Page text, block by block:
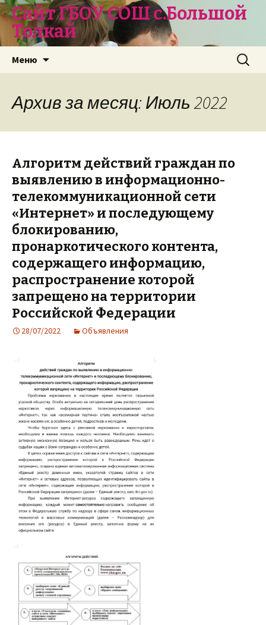
Сайт ГБОУ СОШ с.Большой
Толкай
Меню Найти:
Архив за месяц: Июль 2022
Алгоритм действий граждан по
выявлению в информационно-
телекоммуникационной сети
«Интернет» и последующему
блокированию,
пронаркотического контента,
содержащего информацию,
распространение которой
запрещено на территории
Российской Федерации
28/07/2022 Объявления